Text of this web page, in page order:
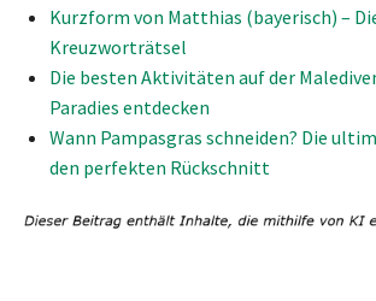
Kurzform von Matthias (bayerisch) –
Kreuzworträtsel
Die besten Aktivitäten auf der
Paradies entdecken
Wann Pampasgras schneiden? Die
den perfekten Rückschnitt